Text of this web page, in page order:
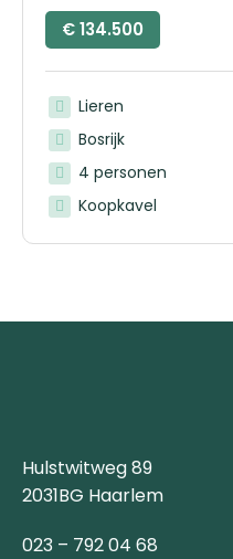
€134.500
Lieren
Bosrijk
4 personen
Koopkavel
Hulstwitweg 89
2031BG Haarlem
023 – 792 04 68